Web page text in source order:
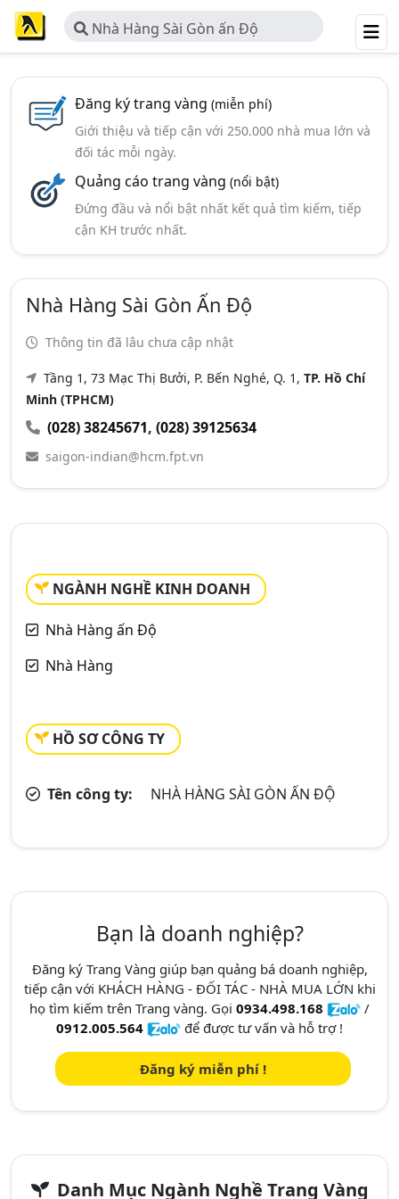
Nhà Hàng Sài Gòn ấn Độ
Đăng ký trang vàng (miễn phí)
Giới thiệu và tiếp cận với 250.000 nhà mua lớn và
đối tác mỗi ngày.
Quảng cáo trang vàng (nổi bật)
Đứng đầu và nổi bật nhất kết quả tìm kiếm, tiếp
cận KH trước nhất.
Nhà Hàng Sài Gòn Ấn Độ
Thông tin đã lâu chưa cập nhật
Tầng 1, 73 Mạc Thị Bưởi, P. Bến Nghé, Q. 1, TP. Hồ Chí
Minh (TPHCM)
(028) 38245671, (028) 39125634
saigon-indian@hcm.fpt.vn
NGÀNH NGHỀ KINH DOANH
Nhà Hàng ấn Độ
Nhà Hàng
HỒ SƠ CÔNG TY
Tên công ty: NHÀ HÀNG SÀI GÒN ẤN ĐỘ
Bạn là doanh nghiệp?
Đăng ký Trang Vàng giúp bạn quảng bá doanh nghiệp,
tiếp cận với KHÁCH HÀNG - ĐỐI TÁC - NHÀ MUA LỚN khi
họ tìm kiếm trên Trang vàng. Gọi 0934.498.168
/
0912.005.564
để được tư vấn và hỗ trợ !
Đăng ký miễn phí !
Danh Mục Ngành Nghề Trang Vàng